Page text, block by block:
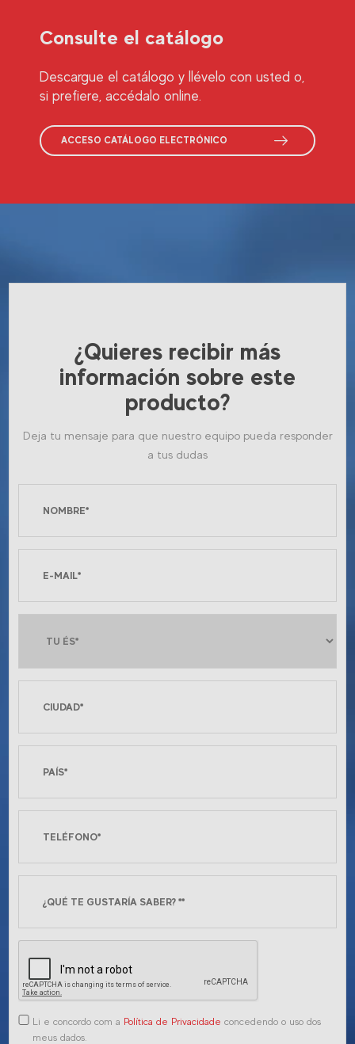
Consulte el catálogo
Descargue el catálogo y llévelo con usted o,
si prefiere, accédalo online.
ACCESO CATÁLOGO ELECTRÓNICO
¿Quieres recibir más
información sobre este
producto?
Deja tu mensaje para que nuestro equipo pueda responder
a tus dudas
Li e concordo com a Política de Privacidade concedendo o uso dos
meus dados.